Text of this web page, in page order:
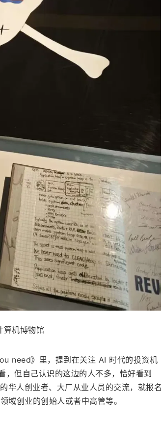
算机博物馆
need》里，提到在关注 AI 时代的投资机
，但自己认识的这边的人不多，恰好看到
华人创业者、大厂从业人员的交流，就报名
域创业的创始人或者中高管等。